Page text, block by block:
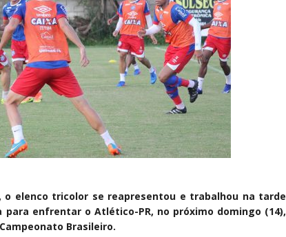
elenco tricolor se reapresentou e trabalhou na tarde
enfrentar o Atlético-PR, no próximo domingo (14),
Brasileiro.